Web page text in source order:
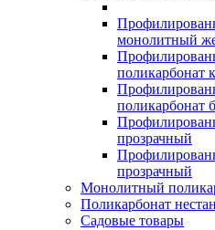
монолитный
поликарбонат
поликарбонат
прозрачный
прозрачный
Монолитный
Поликарбонат
Садовые товары